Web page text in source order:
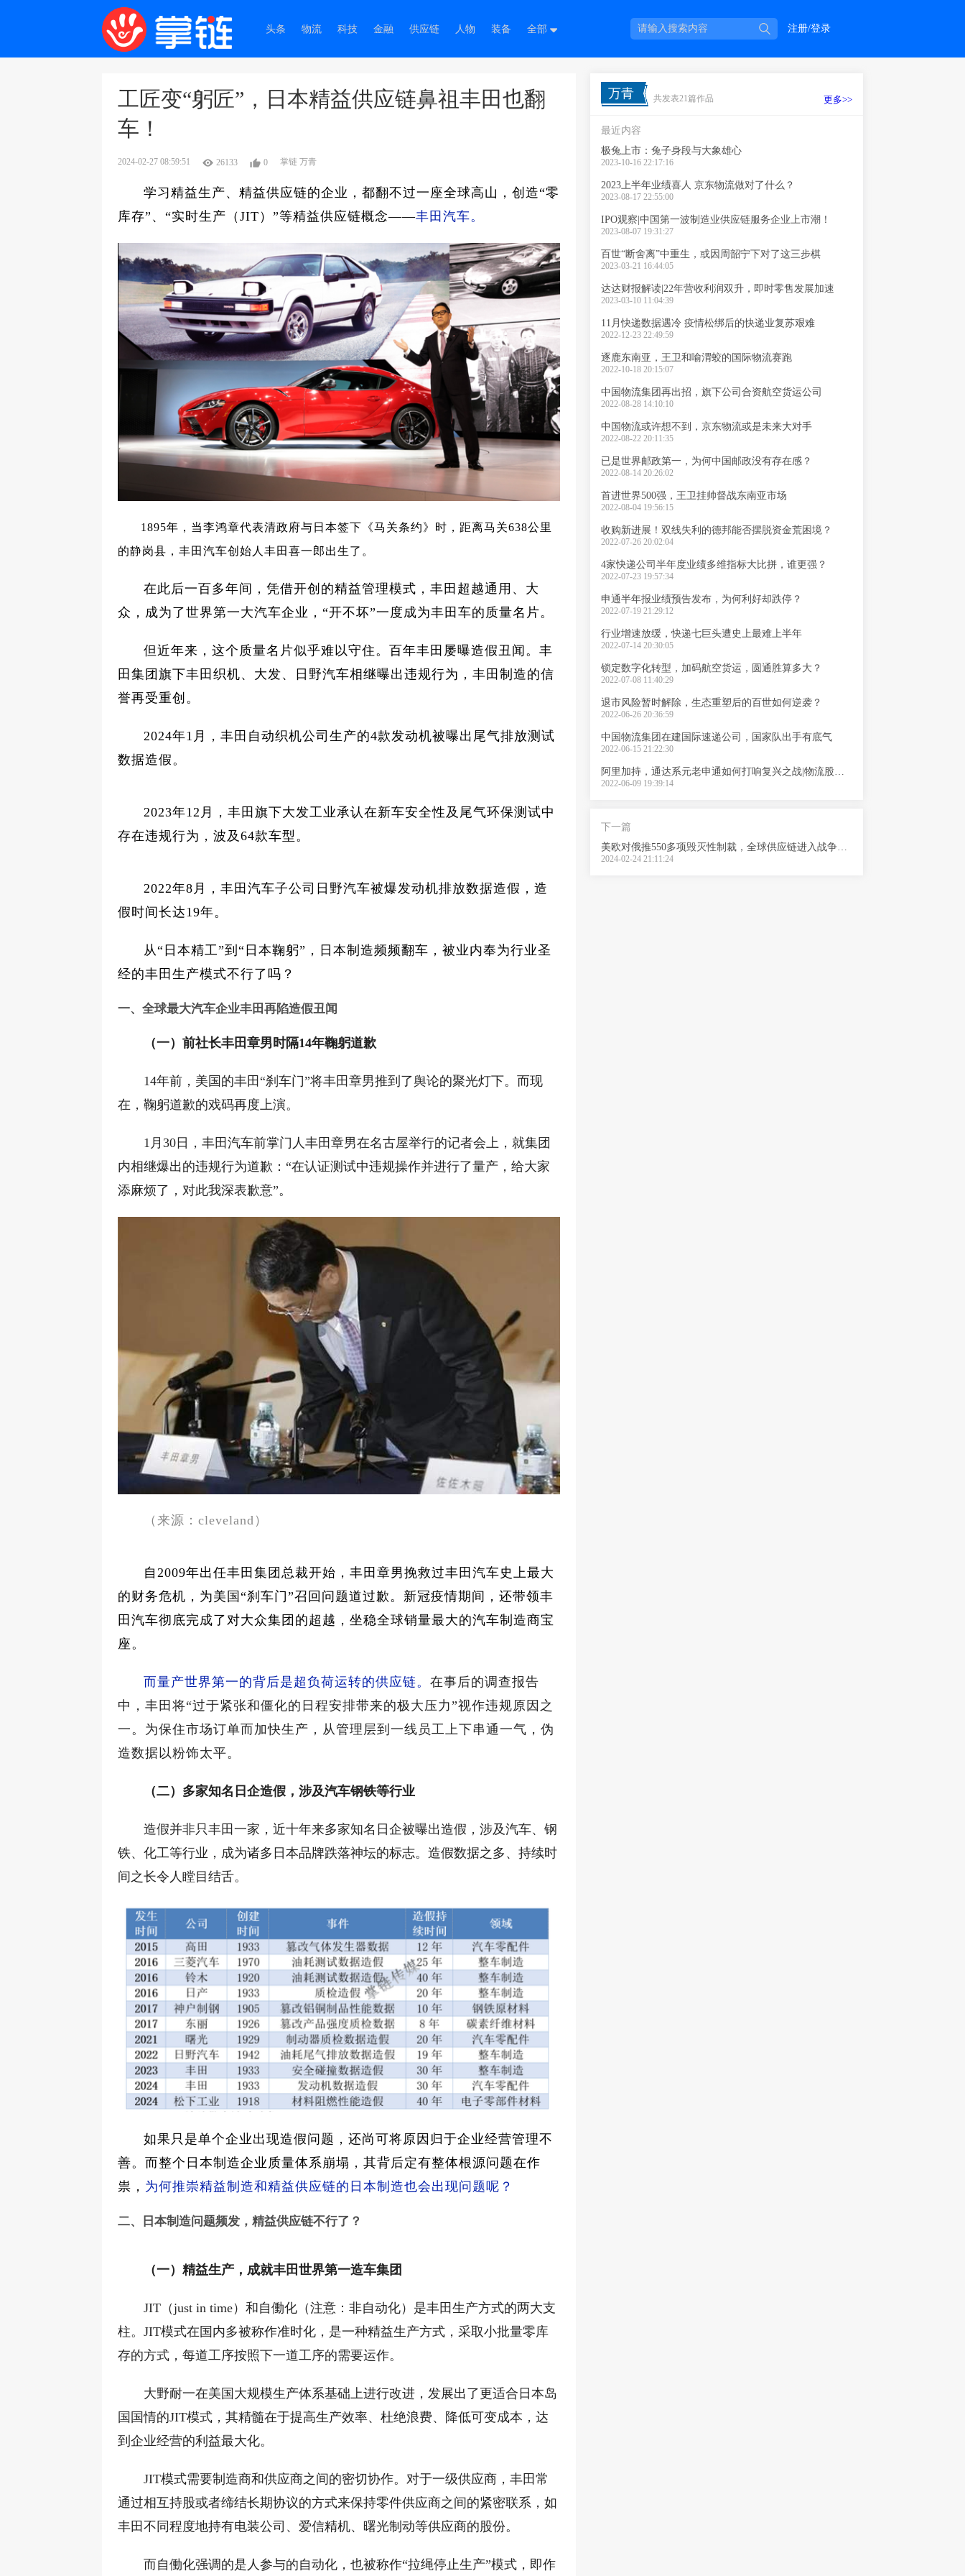
头条 物流 科技 金融 供应链 人物 装备 全部 注册/登录
工匠变“躬匠”，日本精益供应链鼻祖丰田也翻
车！
2024-02-27 08:59:51 26133 0 掌链 万青
学习精益生产、精益供应链的企业，都翻不过一座全球高山，创造“零
库存”、“实时生产（JIT）”等精益供应链概念——丰田汽车。
1895年，当李鸿章代表清政府与日本签下《马关条约》时，距离马关638公里
的静岗县，丰田汽车创始人丰田喜一郎出生了。
在此后一百多年间，凭借开创的精益管理模式，丰田超越通用、大
众，成为了世界第一大汽车企业，“开不坏”一度成为丰田车的质量名片。
但近年来，这个质量名片似乎难以守住。百年丰田屡曝造假丑闻。丰
田集团旗下丰田织机、大发、日野汽车相继曝出违规行为，丰田制造的信
誉再受重创。
2024年1月，丰田自动织机公司生产的4款发动机被曝出尾气排放测试
数据造假。
2023年12月，丰田旗下大发工业承认在新车安全性及尾气环保测试中
存在违规行为，波及64款车型。
2022年8月，丰田汽车子公司日野汽车被爆发动机排放数据造假，造
假时间长达19年。
从“日本精工”到“日本鞠躬”，日本制造频频翻车，被业内奉为行业圣
经的丰田生产模式不行了吗？
一、全球最大汽车企业丰田再陷造假丑闻
（一）前社长丰田章男时隔14年鞠躬道歉
14年前，美国的丰田“刹车门”将丰田章男推到了舆论的聚光灯下。而现
在，鞠躬道歉的戏码再度上演。
1月30日，丰田汽车前掌门人丰田章男在名古屋举行的记者会上，就集团
内相继爆出的违规行为道歉：“在认证测试中违规操作并进行了量产，给大家
添麻烦了，对此我深表歉意”。
（来源：cleveland）
自2009年出任丰田集团总裁开始，丰田章男挽救过丰田汽车史上最大
的财务危机，为美国“刹车门”召回问题道过歉。新冠疫情期间，还带领丰
田汽车彻底完成了对大众集团的超越，坐稳全球销量最大的汽车制造商宝
座。
而量产世界第一的背后是超负荷运转的供应链。 在事后的调查报告
中，丰田将“过于紧张和僵化的日程安排带来的极大压力”视作违规原因之
一。为保住市场订单而加快生产，从管理层到一线员工上下串通一气，伪
造数据以粉饰太平。
（二）多家知名日企造假，涉及汽车钢铁等行业
造假并非只丰田一家，近十年来多家知名日企被曝出造假，涉及汽车、钢
铁、化工等行业，成为诸多日本品牌跌落神坛的标志。造假数据之多、持续时
间之长令人瞠目结舌。
如果只是单个企业出现造假问题，还尚可将原因归于企业经营管理不
善。而整个日本制造企业质量体系崩塌，其背后定有整体根源问题在作
祟， 为何推崇精益制造和精益供应链的日本制造也会出现问题呢？
二、日本制造问题频发，精益供应链不行了？
（一）精益生产，成就丰田世界第一造车集团
JIT（just in time）和自働化（注意：非自动化）是丰田生产方式的两大支
柱。JIT模式在国内多被称作准时化，是一种精益生产方式，采取小批量零库
存的方式，每道工序按照下一道工序的需要运作。
大野耐一在美国大规模生产体系基础上进行改进，发展出了更适合日本岛
国国情的JIT模式，其精髓在于提高生产效率、杜绝浪费、降低可变成本，达
到企业经营的利益最大化。
JIT模式需要制造商和供应商之间的密切协作。对于一级供应商，丰田常
通过相互持股或者缔结长期协议的方式来保持零件供应商之间的紧密联系，如
丰田不同程度地持有电装公司、爱信精机、曙光制动等供应商的股份。
而自働化强调的是人参与的自动化，也被称作“拉绳停止生产”模式，即作
万青 共发表21篇作品 更多>>
最近内容
极兔上市：兔子身段与大象雄心
2023-10-16 22:17:16
2023上半年业绩喜人 京东物流做对了什么？
2023-08-17 22:55:00
IPO观察|中国第一波制造业供应链服务企业上市潮！
2023-08-07 19:31:27
百世“断舍离”中重生，或因周韶宁下对了这三步棋
2023-03-21 16:44:05
达达财报解读|22年营收利润双升，即时零售发展加速
2023-03-10 11:04:39
11月快递数据遇冷 疫情松绑后的快递业复苏艰难
2022-12-23 22:49:59
逐鹿东南亚，王卫和喻渭蛟的国际物流赛跑
2022-10-18 20:15:07
中国物流集团再出招，旗下公司合资航空货运公司
2022-08-28 14:10:10
中国物流或许想不到，京东物流或是未来大对手
2022-08-22 20:11:35
已是世界邮政第一，为何中国邮政没有存在感？
2022-08-14 20:26:02
首进世界500强，王卫挂帅督战东南亚市场
2022-08-04 19:56:15
收购新进展！双线失利的德邦能否摆脱资金荒困境？
2022-07-26 20:02:04
4家快递公司半年度业绩多维指标大比拼，谁更强？
2022-07-23 19:57:34
申通半年报业绩预告发布，为何利好却跌停？
2022-07-19 21:29:12
行业增速放缓，快递七巨头遭史上最难上半年
2022-07-14 20:30:05
锁定数字化转型，加码航空货运，圆通胜算多大？
2022-07-08 11:40:29
退市风险暂时解除，生态重塑后的百世如何逆袭？
2022-06-26 20:36:59
中国物流集团在建国际速递公司，国家队出手有底气
2022-06-15 21:22:30
阿里加持，通达系元老申通如何打响复兴之战|物流股市汇
2022-06-09 19:39:14
下一篇
美欧对俄推550多项毁灭性制裁，全球供应链进入战争模式？
2024-02-24 21:11:24